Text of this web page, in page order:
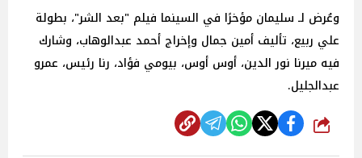
وعُرض لـ سليمان مؤخرًا في السينما فيلم "بعد الشر"، بطولة
علي ربيع، تأليف أمين جمال وإخراج أحمد عبدالوهاب، وشارك
فيه ميرنا نور الدين، أوس أوس، بيومي فؤاد، رنا رئيس، عمرو
عبدالجليل.
شارك